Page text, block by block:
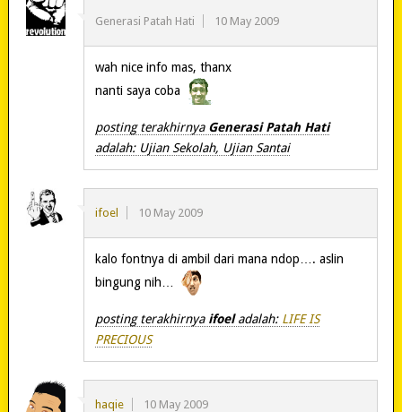
Generasi Patah Hati 10 May 2009
wah nice info mas, thanx
nanti saya coba
posting terakhirnya Generasi Patah Hati
adalah: Ujian Sekolah, Ujian Santai
ifoel 10 May 2009
kalo fontnya di ambil dari mana ndop…. aslin
bingung nih…
posting terakhirnya ifoeladalah: LIFE IS
PRECIOUS
haqie 10 May 2009